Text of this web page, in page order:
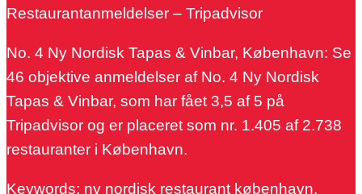
Restaurantanmeldelser – Tripadvisor
No. 4 Ny Nordisk Tapas & Vinbar, København: Se
46 objektive anmeldelser af No. 4 Ny Nordisk
Tapas & Vinbar, som har fået 3,5 af 5 på
Tripadvisor og er placeret som nr. 1.405 af 2.738
restauranter i København.
Keywords: ny nordisk restaurant københavn,